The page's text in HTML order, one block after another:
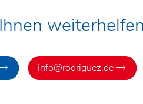
info@rodriguez.de